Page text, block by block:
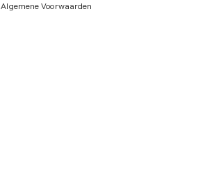
Algemene Voorwaarden